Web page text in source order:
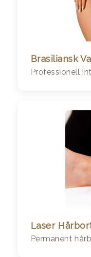
Brasiliansk
Professionell
Laser
Permanent